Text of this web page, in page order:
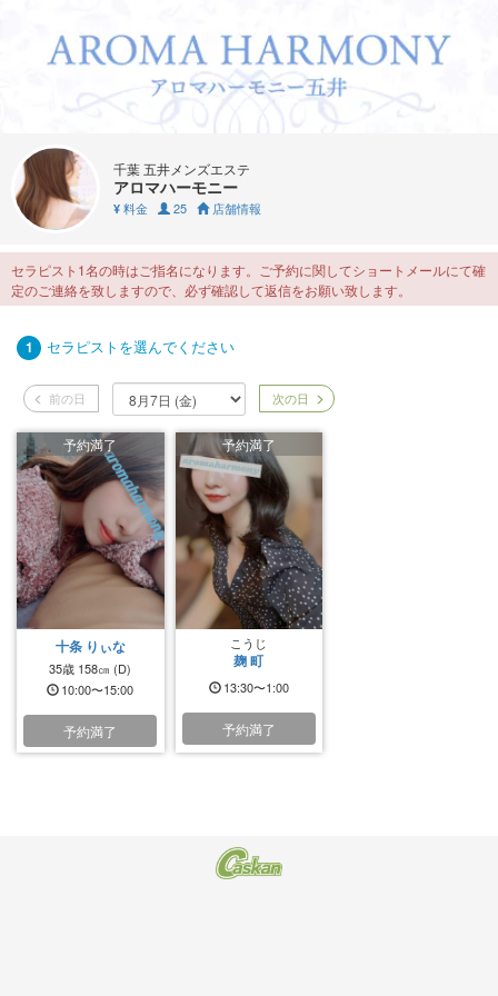
千葉 五井メンズエステ
アロマハーモニー
¥ 料金 25 店舗情報
セラピスト1名の時はご指名になります。ご予約に関してショートメールにて確
定のご連絡を致しますので、必ず確認して返信をお願い致します。
1 セラピストを選んでください
前の日 次の日
予約満了
十条 りぃな
35歳 158㎝ (D)
10:00〜15:00
予約満了
予約満了
こうじ
麹 町
13:30〜1:00
予約満了